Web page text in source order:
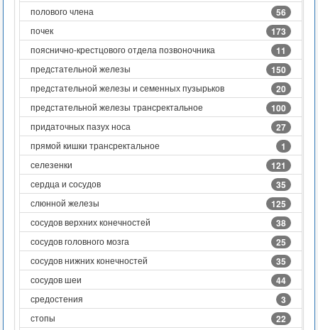
полового члена 56
почек 173
пояснично-крестцового отдела позвоночника 11
предстательной железы 150
предстательной железы и семенных пузырьков 20
предстательной железы трансректальное 100
придаточных пазух носа 27
прямой кишки трансректальное 1
селезенки 121
сердца и сосудов 35
слюнной железы 125
сосудов верхних конечностей 38
сосудов головного мозга 25
сосудов нижних конечностей 35
сосудов шеи 44
средостения 3
стопы 22